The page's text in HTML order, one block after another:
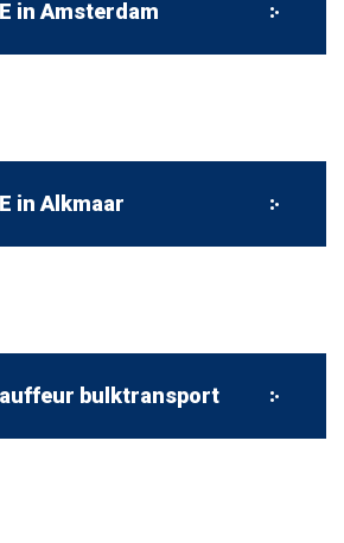
in Amsterdam
in Alkmaar
bulktransport